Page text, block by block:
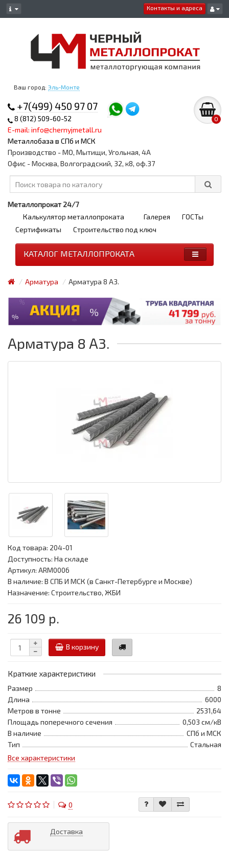
Контакты и адреса
Ваш город: Эль-Монте
+7(499) 450 97 07
8 (812) 509-60-52
E-mail: info@chernyjmetall.ru
Металлобаза в СПб и МСК
0
Производство - МО, Мытищи, Угольная, 4А
Офис - Москва, Волгоградский, 32, к8, оф.37
Металлопрокат 24/7
Калькулятор металлопроката
Галерея
ГОСТы
Сертификаты
Строительство под ключ
КАТАЛОГ МЕТАЛЛОПРОКАТА
Арматура Арматура 8 А3.
Арматура 8 А3.
Код товара: 204-01
Доступность: На складе
Артикул: ARM0006
В наличие: В СПБ И МСК (в Санкт-Петербурге и Москве)
Назначение: Строительство, ЖБИ
26 109 р.
В корзину
Краткие характеристики
Размер
8
Длина
6000
Метров в тонне
2531,64
Площадь поперечного сечения
0,503 см/кВ
В наличие
СПб и МСК
Тип
Стальная
Все характеристики
0
Доставка